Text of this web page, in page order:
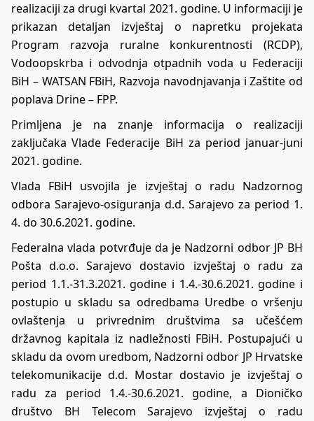
realizaciji za drugi kvartal 2021. godine. U informaciji je
prikazan detaljan izvještaj o napretku projekata
Program razvoja ruralne konkurentnosti (RCDP),
Vodoopskrba i odvodnja otpadnih voda u Federaciji
BiH – WATSAN FBiH, Razvoja navodnjavanja i Zaštite od
poplava Drine – FPP.
Primljena je na znanje informacija o realizaciji
zaključaka Vlade Federacije BiH za period januar-juni
2021. godine.
Vlada FBiH usvojila je izvještaj o radu Nadzornog
odbora Sarajevo-osiguranja d.d. Sarajevo za period 1.
4. do 30.6.2021. godine.
Federalna vlada potvrđuje da je Nadzorni odbor JP BH
Pošta d.o.o. Sarajevo dostavio izvještaj o radu za
period 1.1.-31.3.2021. godine i 1.4.-30.6.2021. godine i
postupio u skladu sa odredbama Uredbe o vršenju
ovlaštenja u privrednim društvima sa učešćem
državnog kapitala iz nadležnosti FBiH. Postupajući u
skladu da ovom uredbom, Nadzorni odbor JP Hrvatske
telekomunikacije d.d. Mostar dostavio je izvještaj o
radu za period 1.4.-30.6.2021. godine, a Dioničko
društvo BH Telecom Sarajevo izvještaj o radu